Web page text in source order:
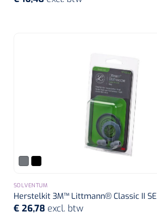
SOLVENTUM
Herstelkit 3M™ Littmann® Classic II SE
€ 26,78 excl. btw